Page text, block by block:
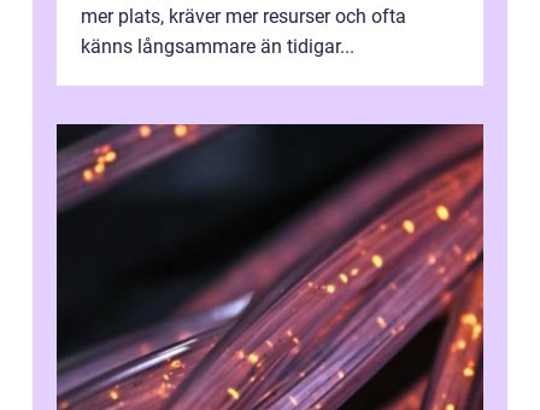
mer plats, kräver mer resurser och ofta
känns långsammare än tidigar...